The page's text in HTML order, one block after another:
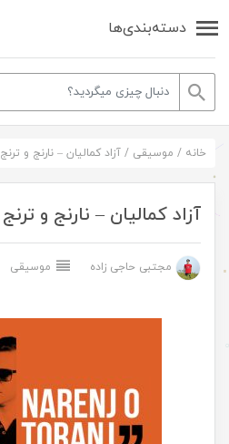
دسته‌بندی‌ها
خانه / موسیقی / آزاد کمالیان – نارنج و ترنج
آزاد کمالیان – نارنج و ترنج
مجتبی حاجی زاده موسیقی